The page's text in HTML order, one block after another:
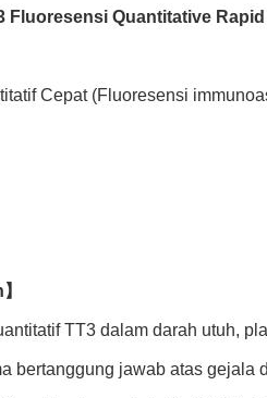
Fluoresensi Quantitative
Cepat (Fluoresensi
TT3 dalam darah utuh,
bertanggung jawab atas gejala